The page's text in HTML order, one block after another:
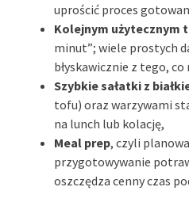
uprościć proces
Kolejnym użytecznym
minut”; wiele prostych
błyskawicznie z tego,
Szybkie sałatki z
tofu) oraz warzywami
na lunch lub kolację,
Meal prep, czyli
przygotowywanie
oszczędza cenny czas